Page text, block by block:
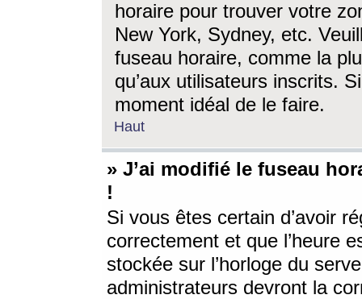
horaire pour trouver votre
New York, Sydney, etc.
fuseau horaire, comme la
qu’aux utilisateurs inscrits.
moment idéal de le faire.
Haut
» J’ai modifié le fuseau
!
Si vous êtes certain d’avoir
correctement et que l’heure
stockée sur l’horloge du
administrateurs devront la